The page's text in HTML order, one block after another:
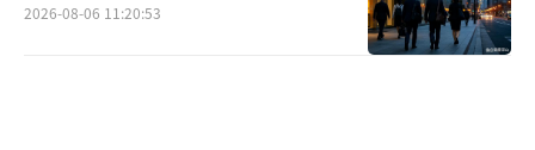
2026-08-06 11:20:53